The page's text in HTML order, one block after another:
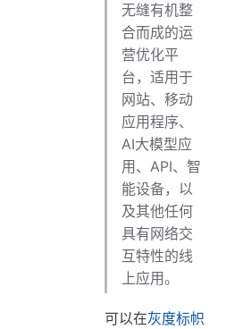
无缝有机整
合而成的运
营优化平
台，适用于
网站、移动
应用程序、
AI大模型应
用、API、智
能设备，以
及其他任何
具有网络交
互特性的线
上应用。
可以在灰度标帜